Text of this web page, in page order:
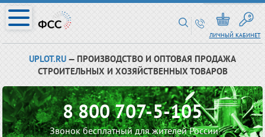
ЛИЧНЫЙ КАБИНЕТ
UPLOT.RU — ПРОИЗВОДСТВО И ОПТОВАЯ ПРОДАЖА
СТРОИТЕЛЬНЫХ И ХОЗЯЙСТВЕННЫХ ТОВАРОВ
8 800 707-5-105
Звонок бесплатный для жителей России